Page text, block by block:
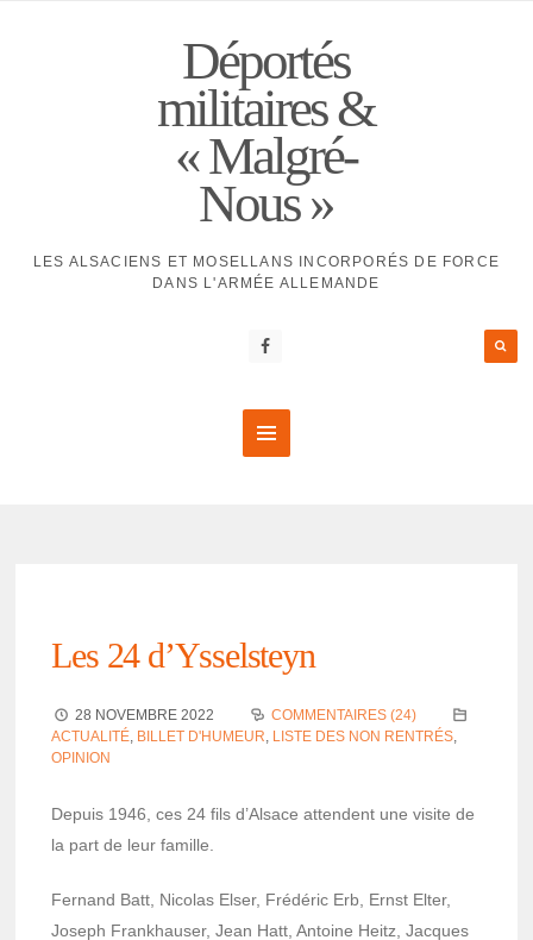
Déportés
militaires &
« Malgré-
Nous »
LES ALSACIENS ET MOSELLANS INCORPORÉS DE FORCE
DANS L'ARMÉE ALLEMANDE
Les 24 d’Ys­sel­steyn
28 NOVEMBRE 2022
COMMENTAIRES (24)
ACTUALITÉ, BILLET D'HUMEUR, LISTE DES NON RENTRÉS,
OPINION
Depuis 1946, ces 24 fils d’Al­sace attendent une visite de
la part de leur famille.
Fernand Batt, Nico­las Elser, Frédé­ric Erb, Ernst Elter,
Joseph Fran­khau­ser, Jean Hatt, Antoine Heitz, Jacques